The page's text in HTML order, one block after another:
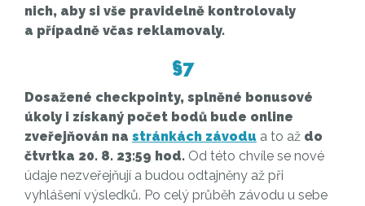
nich, aby si vše pravidelně kontrolovaly
a případně včas reklamovaly.
§7
Dosažené checkpointy, splněné bonusové
úkoly i získaný počet bodů bude online
zveřejňován na stránkách závodu a to až do
čtvrtka 20. 8. 23:59 hod. Od této chvíle se nové
údaje nezveřejňují a budou odtajněny až při
vyhlášení výsledků. Po celý průběh závodu u sebe